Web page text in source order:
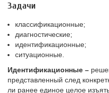
Задачи
классификационные;
диагностические;
идентификационные;
ситуационные.
Идентификационные –
представленный след
ли ранее единое целое